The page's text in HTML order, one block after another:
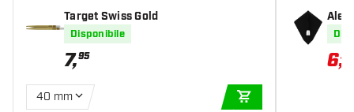
Target Swiss Gold
Disponibile
7,95
40 mm
6,37